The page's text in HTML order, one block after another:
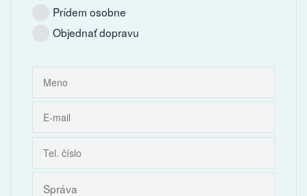
Prídem osobne
Objednať dopravu